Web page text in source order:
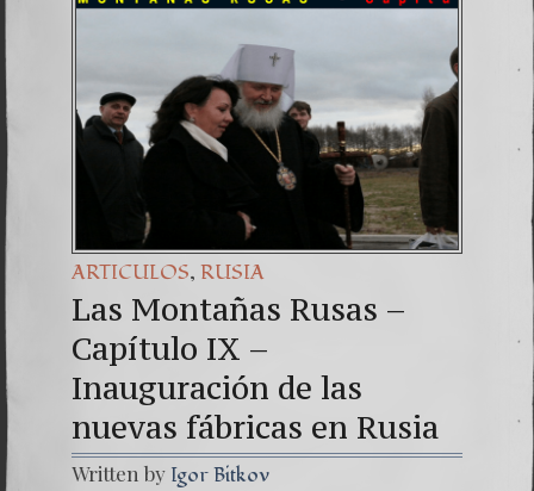
ARTICULOS, RUSIA
Las Montañas Rusas –
Capítulo IX –
Inauguración de las
nuevas fábricas en Rusia
Written by Igor Bitkov